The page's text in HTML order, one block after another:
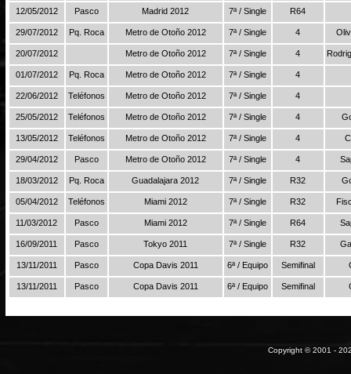
12/05/2012 Pasco Madrid 2012 7ª / Single R64
29/07/2012 Pq. Roca Metro de Otoño 2012 7ª / Single 4
20/07/2012 Metro de Otoño 2012 7ª / Single 4
01/07/2012 Pq. Roca Metro de Otoño 2012 7ª / Single 4
22/06/2012 Teléfonos Metro de Otoño 2012 7ª / Single 4
25/05/2012 Teléfonos Metro de Otoño 2012 7ª / Single 4
13/05/2012 Teléfonos Metro de Otoño 2012 7ª / Single 4
29/04/2012 Pasco Metro de Otoño 2012 7ª / Single 4
18/03/2012 Pq. Roca Guadalajara 2012 7ª / Single R32
05/04/2012 Teléfonos Miami 2012 7ª / Single R32
11/03/2012 Pasco Miami 2012 7ª / Single R64
16/09/2011 Pasco Tokyo 2011 7ª / Single R32
13/11/2011 Pasco Copa Davis 2011 6ª / Equipo Semifinal
13/11/2011 Pasco Copa Davis 2011 6ª / Equipo Semifinal
Copyright © 2001 -